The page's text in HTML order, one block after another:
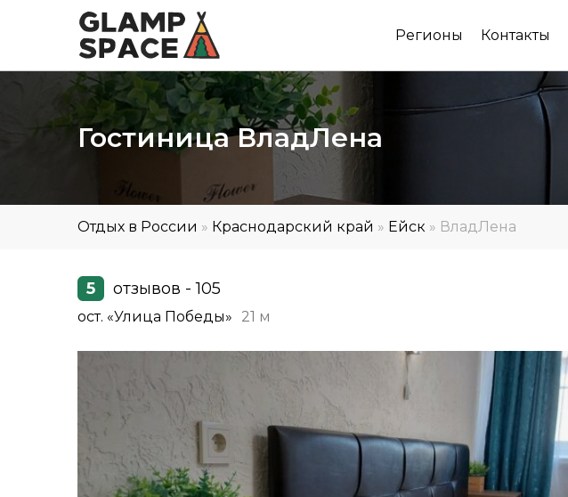
Регионы Контакты
Гостиница ВладЛена
Отдых в России » Краснодарский край » Ейск » ВладЛена
5 отзывов - 105
ост. «Улица Победы» 21 м